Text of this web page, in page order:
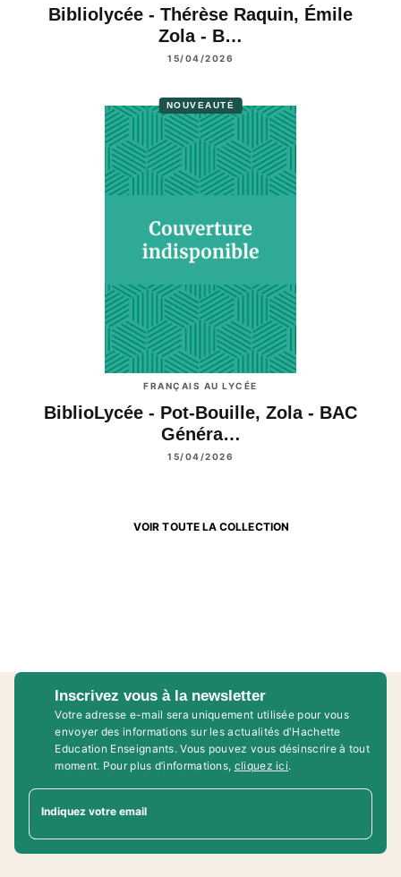
Bibliolycée - Thérèse Raquin, Émile
Zola - B…
15/04/2026
NOUVEAUTÉ
FRANÇAIS AU LYCÉE
BiblioLycée - Pot-Bouille, Zola - BAC
Généra…
15/04/2026
VOIR TOUTE LA COLLECTION
Inscrivez vous à la newsletter
Votre adresse e-mail sera uniquement utilisée pour vous
envoyer des informations sur les actualités d'Hachette
Education Enseignants. Vous pouvez vous désinscrire à tout
moment. Pour plus d’informations, cliquez ici.
Indiquez votre email